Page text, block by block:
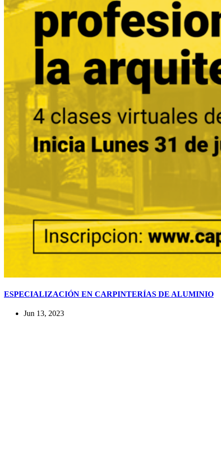
ESPECIALIZACIÓN EN CARPINTERÍAS DE ALUMINIO
Jun 13, 2023